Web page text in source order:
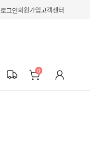
로그인회원가입고객센터
0